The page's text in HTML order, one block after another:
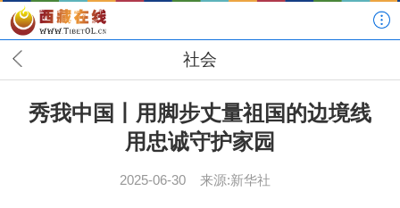
社会
秀我中国丨用脚步丈量祖国的边境线
用忠诚守护家园
2025-06-30 来源:新华社